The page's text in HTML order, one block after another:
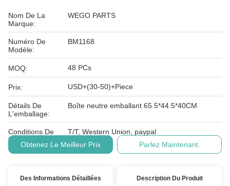
Nom De La
Marque:
WEGO PARTS
Numéro De
Modèle:
BM1168
MOQ: 48 PCs
Prix: USD+(30-50)+Piece
Détails De
L'emballage:
Boîte neutre emballant 65.5*44.5*40CM
Conditions De
Paiement:
T/T, Western Union, paypal
Obtenez Le Meilleur Prix
Parlez Maintenant.
Des Informations Détaillées Description Du Produit